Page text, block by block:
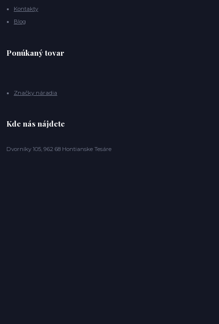
Kontakty
Blog
Ponúkaný tovar
Značky náradia
Kde nás nájdete
Dvorníky 105, 962 68 Hontianske Tesáre